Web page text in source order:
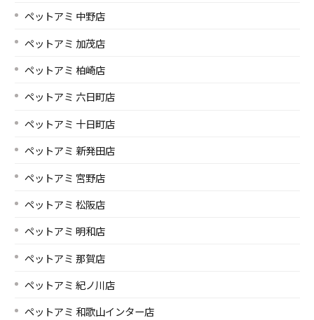
ペットアミ 中野店
ペットアミ 加茂店
ペットアミ 柏崎店
ペットアミ 六日町店
ペットアミ 十日町店
ペットアミ 新発田店
ペットアミ 宮野店
ペットアミ 松阪店
ペットアミ 明和店
ペットアミ 那賀店
ペットアミ 紀ノ川店
ペットアミ 和歌山インター店